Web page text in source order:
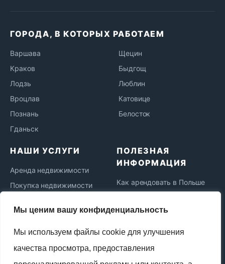
Мы ценим вашу конфиденциальность
Мы используем файлы cookie для улучшения
качества просмотра, предоставления
ГОРОДА, В КОТОРЫХ РАБОТАЕМ
Варшава
Краков
Лодзь
Вроцлав
Познань
Гданьск
Щецин
Быдгощ
Люблин
Катовице
Белосток
НАШИ УСЛУГИ
Аренда недвижимости
Покупка недвижимости
Коммерческая
сопровождение
ПОЛЕЗНАЯ
ИНФОРМАЦИЯ
Как арендовать в Польше
Ипотека для иностранцев
Как продать недвижимость